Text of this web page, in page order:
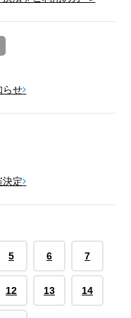
らせ
決定
5 6 7
12 13 14